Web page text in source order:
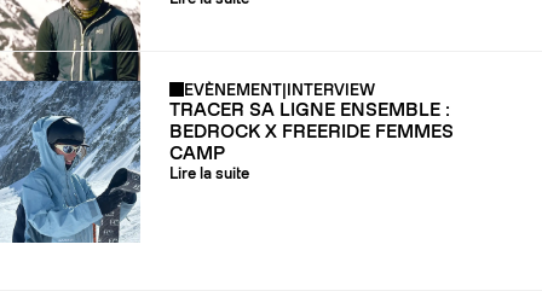
EVÈNEMENT|INTERVIEW
TRACER SA LIGNE ENSEMBLE :
BEDROCK X FREERIDE FEMMES
CAMP
Lire la suite